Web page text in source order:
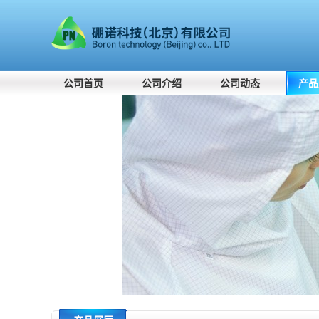
公司首页 公司介绍 公司动态 产